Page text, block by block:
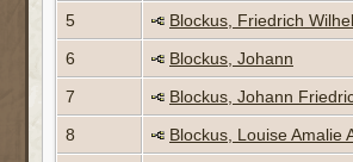
5
Blockus, Friedrich
6
Blockus, Johann
7
Blockus, Johann
8
Blockus, Louise Amalie